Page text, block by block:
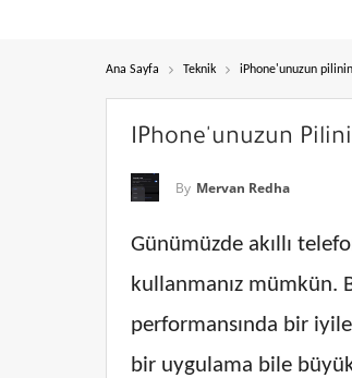
Ana Sayfa Teknik iPhone'unuzun
IPhone'unuzun
By Mervan Redha
Günümüzde akıllı
kullanmanız mümkün.
performansında bir
bir uygulama bile